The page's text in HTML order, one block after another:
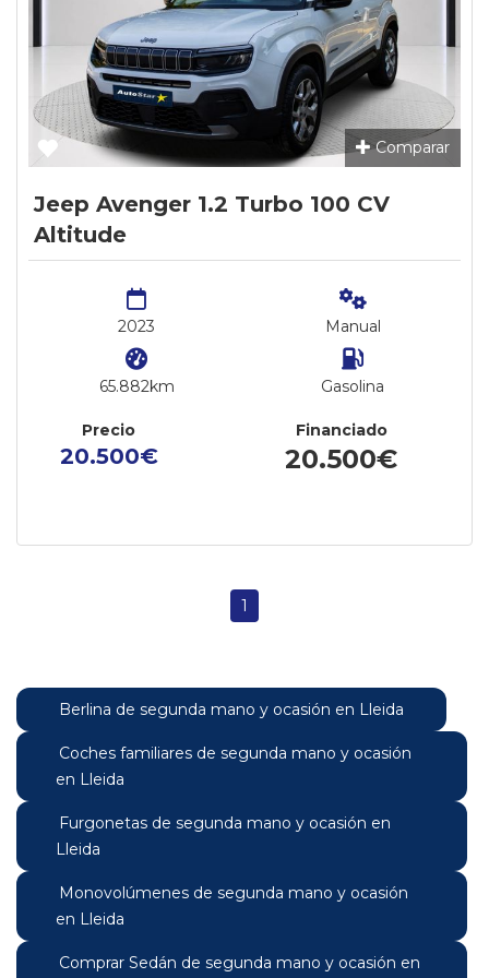
Comparar
Jeep Avenger 1.2 Turbo 100 CV
Altitude
2023
65.882km
Manual
Gasolina
Precio
20.500€
Financiado
20.500€
1
Berlina de segunda mano y ocasión en Lleida
Coches familiares de segunda mano y ocasión
en Lleida
Furgonetas de segunda mano y ocasión en
Lleida
Monovolúmenes de segunda mano y ocasión
en Lleida
Comprar Sedán de segunda mano y ocasión en